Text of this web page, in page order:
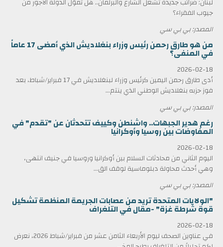
جيوب الفقراء؟
المصدر: بي بي سي
من هو طارق رحمن رئيس وزراء بنغلاديش الذي أمضى 17 عاماً
في المنفى؟
2026-02-18
أدى طارق رحمن اليمين كرئيس وزراء لبنغلاديش في 17 فبراير/شباط، بعد
فوز حزبه بنغلاديش الوطني الذي ينتم...
المصدر: بي بي سي
رغم هدير الجبهات.. واشنطن وكييف تتحدثان عن "تقدم" في
المفاوضات بين روسيا وأوكرانيا
2026-02-18
اليوم الثاني من محادثات السلام بين أوكرانيا وروسيا في جنيف انتهى،
وهي أحدث محاولة دبلوماسية لوقف الق...
المصدر: بي بي سي
"الولايات المتحدة تريد من عصابات الجريمة المنظمة تشكيل
قوة شرطة غزة" -مقال في التلغراف
2026-02-18
في عناوين الصحف ليوم الأربعاء الثامن عشر من فبراير/شباط 2026، نعرض